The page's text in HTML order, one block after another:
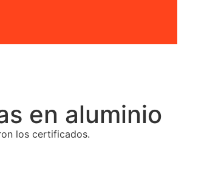
en aluminio
los certificados.